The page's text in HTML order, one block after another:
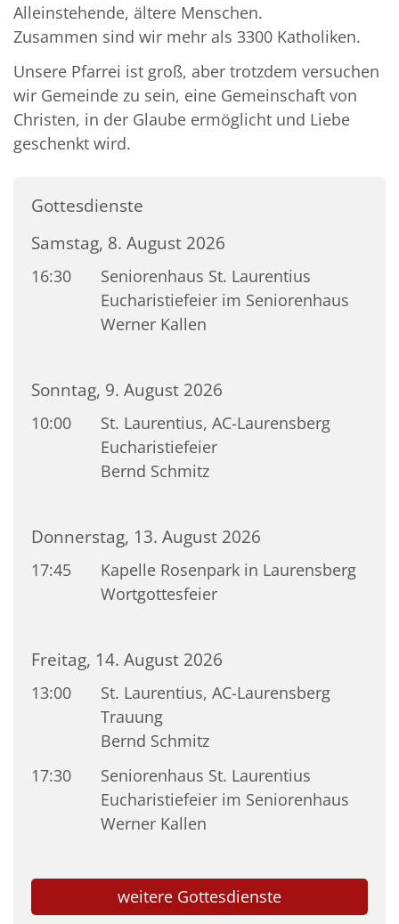
Alleinstehende, ältere Menschen.
Zusammen sind wir mehr als 3300 Katholiken.
Unsere Pfarrei ist groß, aber trotzdem versuchen
wir Gemeinde zu sein, eine Gemeinschaft von
Christen, in der Glaube ermöglicht und Liebe
geschenkt wird.
Gottesdienste
Samstag, 8. August 2026
16:30
Seniorenhaus St. Laurentius
Eucharistiefeier im Seniorenhaus
Werner Kallen
Sonntag, 9. August 2026
10:00
St. Laurentius, AC-Laurensberg
Eucharistiefeier
Bernd Schmitz
Donnerstag, 13. August 2026
17:45
Kapelle Rosenpark in Laurensberg
Wortgottesfeier
Freitag, 14. August 2026
13:00
St. Laurentius, AC-Laurensberg
Trauung
Bernd Schmitz
17:30
Seniorenhaus St. Laurentius
Eucharistiefeier im Seniorenhaus
Werner Kallen
weitere Gottesdienste